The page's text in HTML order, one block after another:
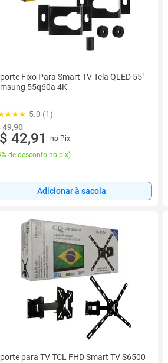
Fixo Para Smart TV Tela QLED 55"
55q60a 4K
5.0 (1)
49,90
42,91
no Pix
de desconto no pix)
Adicionar à sacola
para TV TCL FHD Smart TV S6500